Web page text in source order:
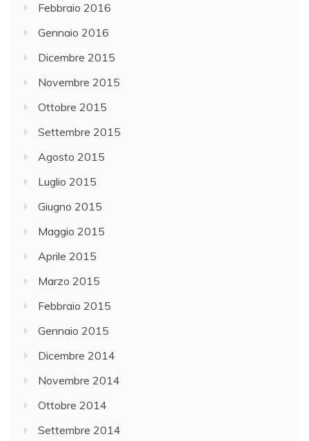
Febbraio 2016
Gennaio 2016
Dicembre 2015
Novembre 2015
Ottobre 2015
Settembre 2015
Agosto 2015
Luglio 2015
Giugno 2015
Maggio 2015
Aprile 2015
Marzo 2015
Febbraio 2015
Gennaio 2015
Dicembre 2014
Novembre 2014
Ottobre 2014
Settembre 2014